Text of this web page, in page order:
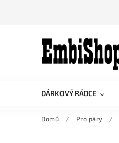
DÁRKOVÝ RÁDCE
Domů / Pro páry /